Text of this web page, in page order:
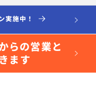
実施中！
らの営業と
ます